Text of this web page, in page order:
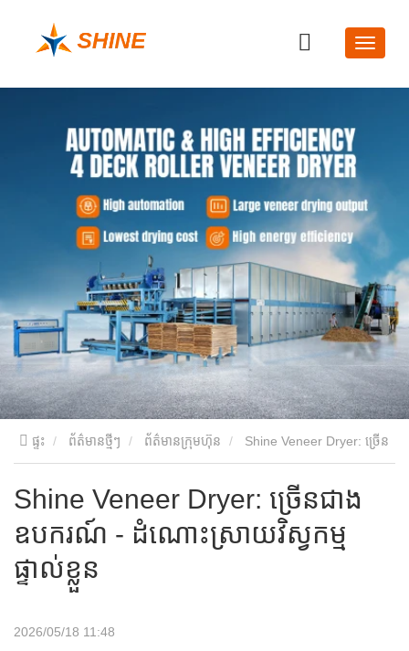
ផ្ទះ ព័ត៌មានថ្មីៗ ព័ត៌មានក្រុមហ៊ុន
Shine Veneer Dryer: ច្រើនជាង
ឧបករណ៍ - ដំណោះស្រាយវិស្វកម្ម
ផ្ទាល់ខ្លួន
2026/05/18 11:48